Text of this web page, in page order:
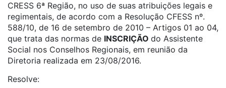
CRESS 6ª Região, no uso de suas atribuições legais e
regimentais, de acordo com a Resolução CFESS nº.
588/10, de 16 de setembro de 2010 – Artigos 01 ao 04,
que trata das normas de INSCRIÇÃO do Assistente
Social nos Conselhos Regionais, em reunião da
Diretoria realizada em 23/08/2016.
Resolve: